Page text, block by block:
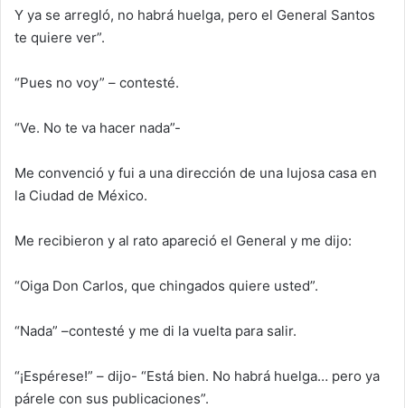
Y ya se arregló, no habrá huelga, pero el General Santos
te quiere ver”.
“Pues no voy” – contesté.
“Ve. No te va hacer nada”-
Me convenció y fui a una dirección de una lujosa casa en
la Ciudad de México.
Me recibieron y al rato apareció el General y me dijo:
“Oiga Don Carlos, que chingados quiere usted”.
“Nada” –contesté y me di la vuelta para salir.
“¡Espérese!” – dijo- “Está bien. No habrá huelga… pero ya
párele con sus publicaciones”.